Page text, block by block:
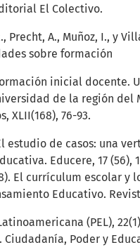
El Colectivo.
Precht, A., Muñoz, I., y
sobre formación
inicial docente.
de la región del
XLII(168), 76-93.
estudio de casos: una
Educere, 17 (56),
El currículum escolar y
Educativo.
(PEL),
Ciudadanía, Poder y